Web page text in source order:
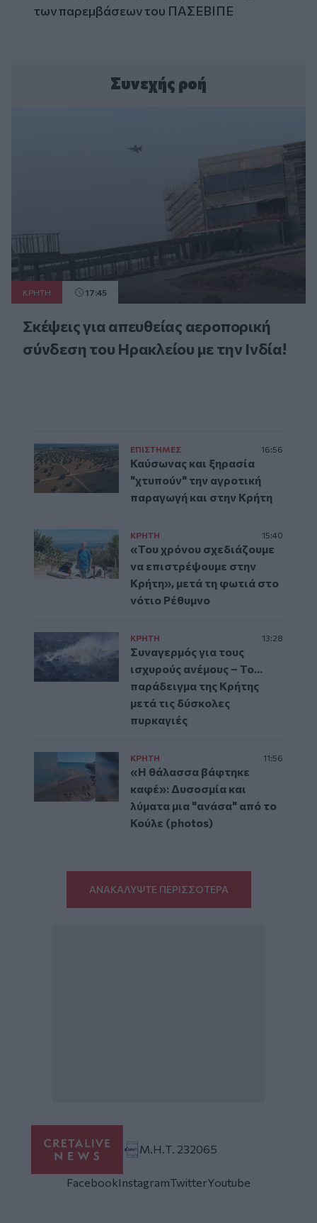
των παρεμβάσεων του ΠΑΣΕΒΙΠΕ
Συνεχής ροή
ΚΡΗΤΗ 17:45
Σκέψεις για απευθείας αεροπορική
σύνδεση του Ηρακλείου με την Ινδία!
ΕΠΙΣΤΗΜΕΣ 16:56
Καύσωνας και ξηρασία
"χτυπούν" την αγροτική
παραγωγή και στην Κρήτη
ΚΡΗΤΗ 15:40
«Του χρόνου σχεδιάζουμε
να επιστρέψουμε στην
Κρήτη», μετά τη φωτιά στο
νότιο Ρέθυμνο
ΚΡΗΤΗ 13:28
Συναγερμός για τους
ισχυρούς ανέμους – Το...
παράδειγμα της Κρήτης
μετά τις δύσκολες
πυρκαγιές
ΚΡΗΤΗ 11:56
«Η θάλασσα βάφτηκε
καφέ»: Δυσοσμία και
λύματα μια "ανάσα" από το
Κούλε (photos)
ΑΝΑΚΑΛΥΨΤΕ ΠΕΡΙΣΣΟΤΕΡΑ
Μ.Η.Τ. 232065
FacebookInstagramTwitterYoutube